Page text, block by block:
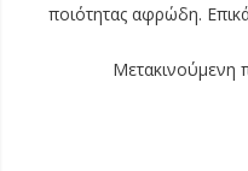
ποιότητας αφρώδη.
Μετακινούμενη